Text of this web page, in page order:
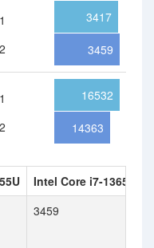
3417
3459
16532
14363
Intel Core i7-1365U
3459